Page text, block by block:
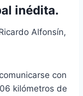
inédita.
Alfonsín,
con
kilómetros de